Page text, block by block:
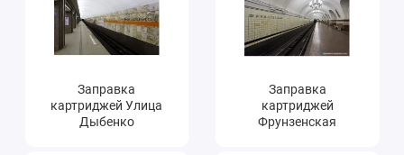
Заправка
картриджей Улица
Дыбенко
Заправка
картриджей
Фрунзенская